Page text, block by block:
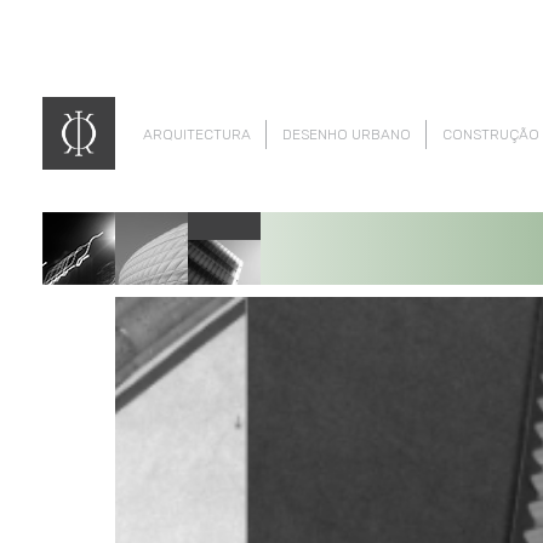
ARQUITECTURA DESENHO URBANO CONSTRUÇÃO